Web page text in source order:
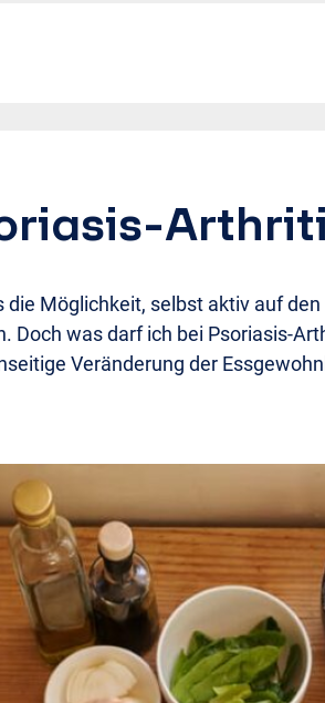
Möglichkeit, selbst aktiv auf
was darf ich bei Psoriasis-
Veränderung der